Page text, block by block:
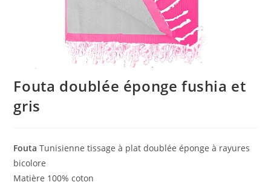
Fouta doublée éponge fushia et
gris
Fouta Tunisienne tissage à plat doublée éponge à rayures
bicolore
Matière 100% coton